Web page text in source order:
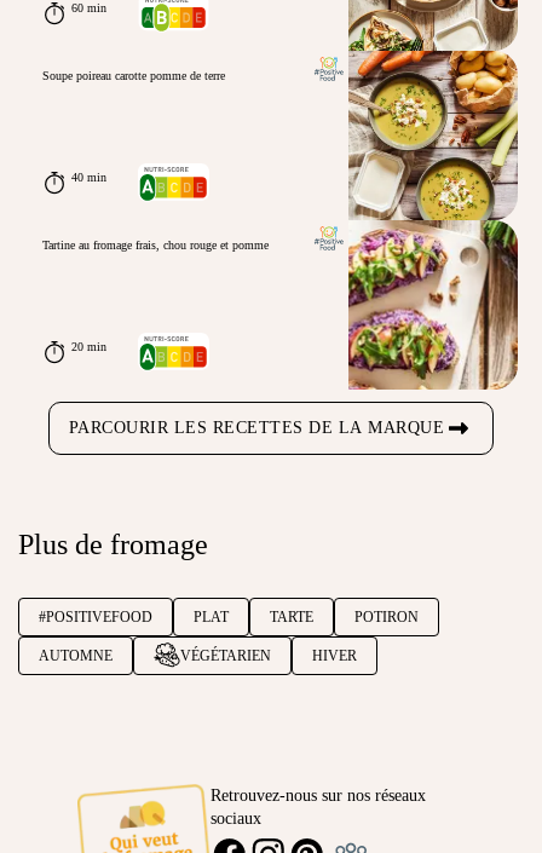
60 min
Soupe poireau carotte pomme de terre
40 min
Tartine au fromage frais, chou rouge et pomme
20 min
PARCOURIR LES RECETTES DE LA MARQUE
Plus de fromage
#POSITIVEFOOD PLAT TARTE POTIRON
AUTOMNE VÉGÉTARIEN HIVER
Retrouvez-nous sur nos réseaux
sociaux
FACEBOOKINSTAGRAMPINTEREST